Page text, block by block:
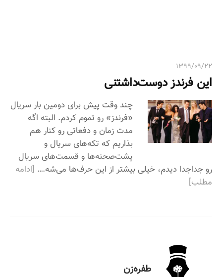
۱۳۹۹/۰۹/۲۲
این فرندز دوست‌داشتنی
چند وقت پیش برای دومین بار سریال
«فرندز» رو تموم کردم. البته اگه
مدت زمان و دفعاتی رو کنار هم
بذاریم که تکه‌های سریال و
پشت‌صحنه‌ها و قسمت‌های سریال
رو جداجدا دیدم، خیلی بیشتر از این حرف‌ها می‌شه.… [ادامه
مطلب]
طفره‌زن